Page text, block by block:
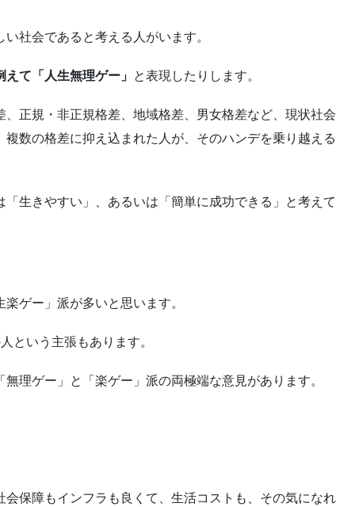
社会であると考える人がいます。
て「人生無理ゲー」 と表現したりします。
正規・非正規格差、地域格差、男女格差など、現状社会
数の格差に抑え込まれた人が、そのハンデを乗り越える
生きやすい」、あるいは「簡単に成功できる」と考えて
ゲー」派が多いと思います。
という主張もあります。
理ゲー」と「楽ゲー」派の両極端な意見があります。
保障もインフラも良くて、生活コストも、その気になれ